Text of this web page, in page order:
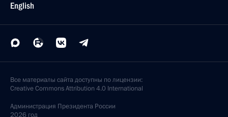
English
Все материалы сайта доступны по лицензии:
Creative Commons Attribution 4.0 International
Администрация Президента России
2026 год